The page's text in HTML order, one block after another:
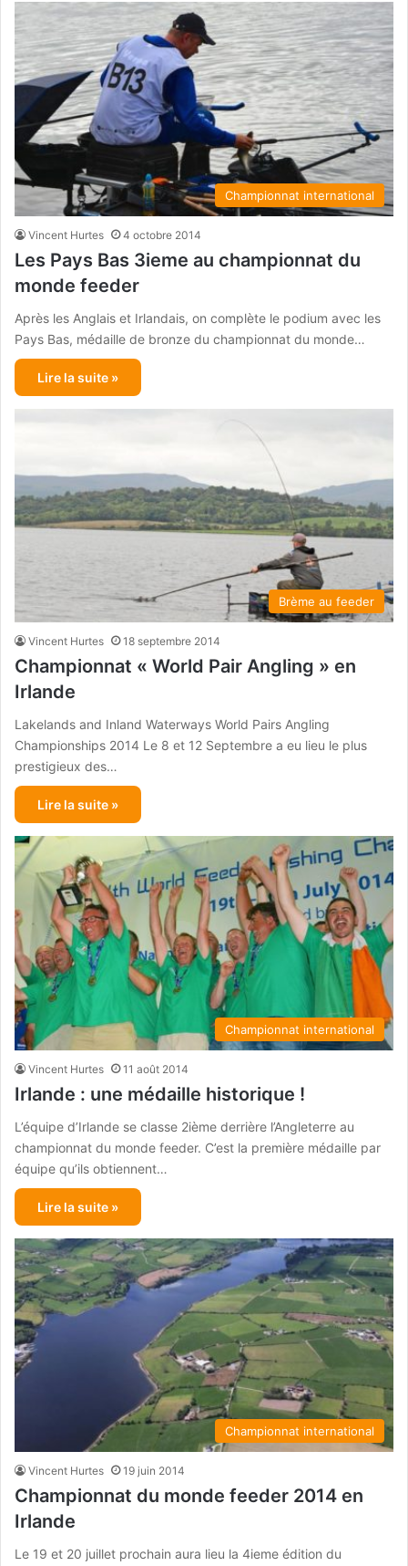
Championnat international
Vincent Hurtes 4 octobre 2014
Les Pays Bas 3ieme au championnat du
monde feeder
Après les Anglais et Irlandais, on complète le podium avec les
Pays Bas, médaille de bronze du championnat du monde…
Lire la suite »
Brème au feeder
Vincent Hurtes 18 septembre 2014
Championnat « World Pair Angling » en
Irlande
Lakelands and Inland Waterways World Pairs Angling
Championships 2014 Le 8 et 12 Septembre a eu lieu le plus
prestigieux des…
Lire la suite »
Championnat international
Vincent Hurtes 11 août 2014
Irlande : une médaille historique !
L’équipe d’Irlande se classe 2ième derrière l’Angleterre au
championnat du monde feeder. C’est la première médaille par
équipe qu’ils obtiennent…
Lire la suite »
Championnat international
Vincent Hurtes 19 juin 2014
Championnat du monde feeder 2014 en
Irlande
Le 19 et 20 juillet prochain aura lieu la 4ieme édition du